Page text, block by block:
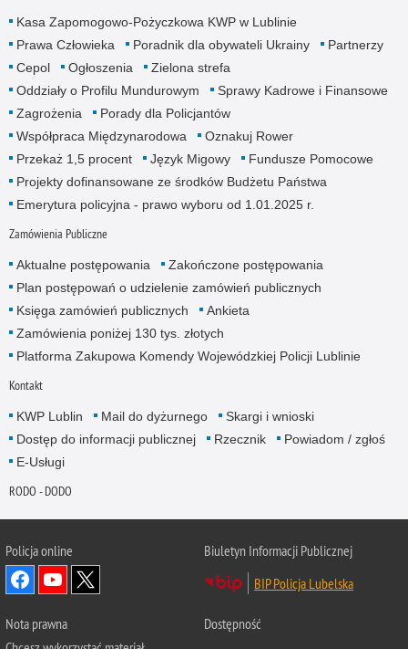
Kasa Zapomogowo-Pożyczkowa KWP w Lublinie
Prawa Człowieka
Poradnik dla obywateli Ukrainy
Partnerzy
Cepol
Ogłoszenia
Zielona strefa
Oddziały o Profilu Mundurowym
Sprawy Kadrowe i Finansowe
Zagrożenia
Porady dla Policjantów
Współpraca Międzynarodowa
Oznakuj Rower
Przekaż 1,5 procent
Język Migowy
Fundusze Pomocowe
Projekty dofinansowane ze środków Budżetu Państwa
Emerytura policyjna - prawo wyboru od 1.01.2025 r.
Zamówienia Publiczne
Aktualne postępowania
Zakończone postępowania
Plan postępowań o udzielenie zamówień publicznych
Księga zamówień publicznych
Ankieta
Zamówienia poniżej 130 tys. złotych
Platforma Zakupowa Komendy Wojewódzkiej Policji Lublinie
Kontakt
KWP Lublin Mail do dyżurnego
Skargi i wnioski
Dostęp do informacji publicznej
Rzecznik
Powiadom / zgłoś
E-Usługi
RODO - DODO
Policja online
Biuletyn Informacji Publicznej
BIP Policja Lubelska
Nota prawna
Dostępność